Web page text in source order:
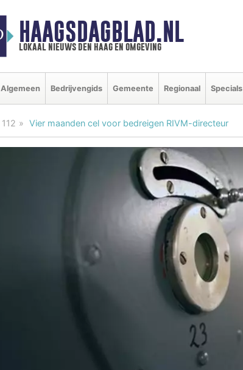
HAAGSDAGBLAD.NL
lokaal nieuws den haag en omgeving
Algemeen Bedrijvengids Gemeente Regionaal Specials
112 Vier maanden cel voor bedreigen RIVM-directeur